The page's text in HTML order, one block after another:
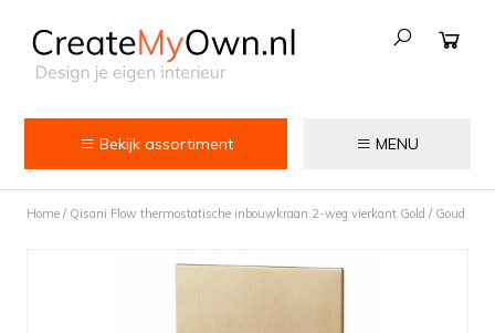
Bekijk assortiment MENU
Home/ Qisani Flow thermostatische inbouwkraan 2-weg vierkant Gold / Goud